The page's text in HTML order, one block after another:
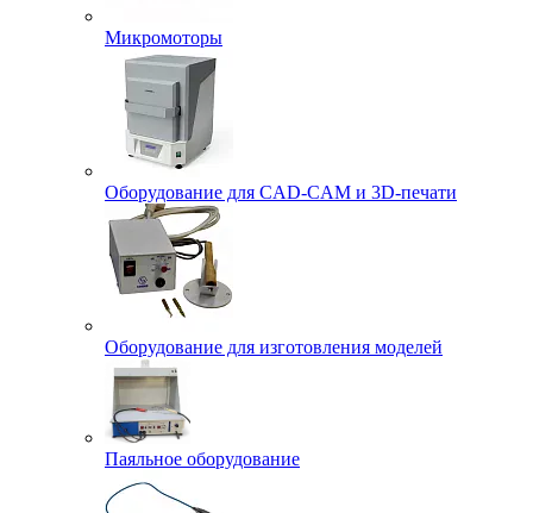
Микромоторы
Оборудование для CAD-CAM и 3D-печати
Оборудование для изготовления моделей
Паяльное оборудование